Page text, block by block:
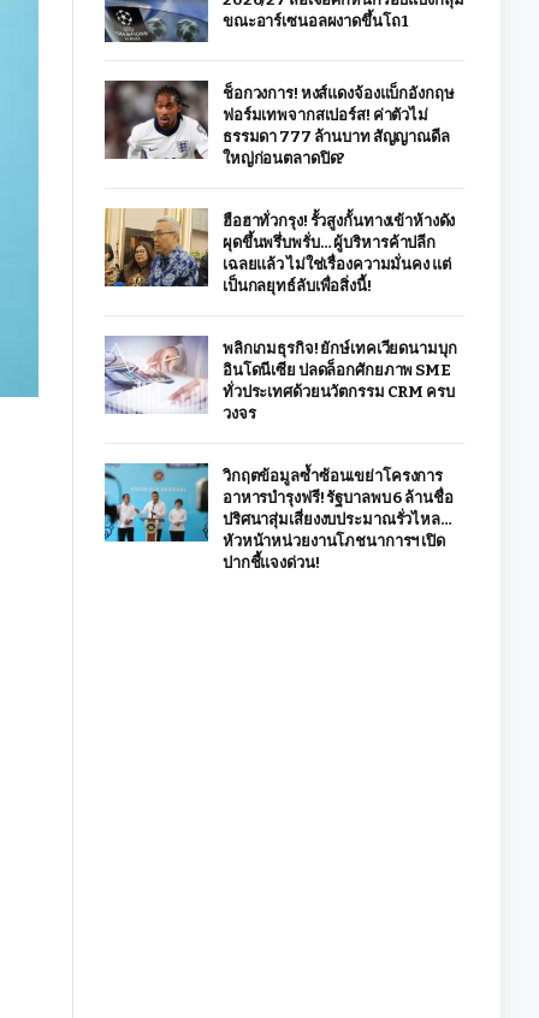
ขณะอาร์เซนอลผงาดขึ้นโถ 1
ช็อกวงการ! หงส์แดงจ้องแบ็กอังกฤษ
ฟอร์มเทพจากสเปอร์ส! ค่าตัวไม่
ธรรมดา 777 ล้านบาท สัญญาณดีล
ใหญ่ก่อนตลาดปิด?
ฮือฮาทั่วกรุง! รั้วสูงกั้นทางเข้าห้างดัง
ผุดขึ้นพรึ่บพรั่บ… ผู้บริหารค้าปลีก
เฉลยแล้ว ไม่ใช่เรื่องความมั่นคง แต่
เป็นกลยุทธ์ลับเพื่อสิ่งนี้!
พลิกเกมธุรกิจ! ยักษ์เทคเวียดนามบุก
อินโดนีเซีย ปลดล็อกศักยภาพ SME
ทั่วประเทศด้วยนวัตกรรม CRM ครบ
วงจร
วิกฤตข้อมูลซ้ำซ้อนเขย่าโครงการ
อาหารบำรุงฟรี! รัฐบาลพบ 6 ล้านชื่อ
ปริศนาสุ่มเสี่ยงงบประมาณรั่วไหล…
หัวหน้าหน่วยงานโภชนาการฯ เปิด
ปากชี้แจงด่วน!